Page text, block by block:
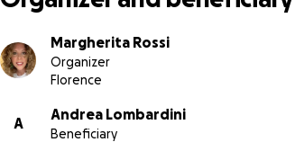
Margherita Rossi
Organizer
Florence
A
Andrea Lombardini
Beneficiary